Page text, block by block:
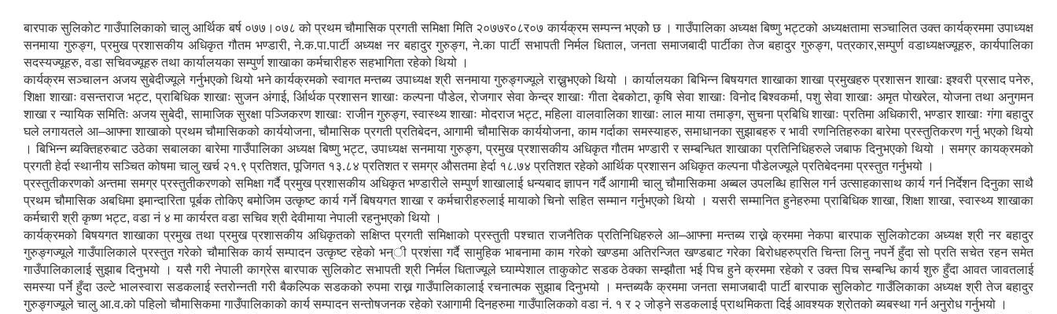
बारपाक सुलिकोट गाउँपालिकाको चालु आर्थिक बर्ष ०७७।०७८ को प्रथम चौमासिक प्रगती समिक्षा मिति २०७७र०८र०७ कार्यक्रम सम्पन्न भएकोे छ । गाउँपालिका अध्यक्ष बिष्णु भट्टको अध्यक्षतामा सञ्चालित उक्त कार्यक्रममा उपाध्यक्ष
सनमाया गुरुङ्ग, प्रमुख प्रशासकीय अधिकृत गौतम भण्डारी, ने.क.पा.पार्टी अध्यक्ष नर बहादुर गुरुङ्ग, ने.का पार्टी सभापती निर्मल धिताल, जनता समाजबादी पार्टीका तेज बहादुर गुरुङ्ग, पत्रकार,सम्पुर्ण वडाध्यक्षज्यूहरु, कार्यपालिका
सदस्यज्यूहरु, वडा सचिवज्यूहरु तथा कार्यालयका सम्पुर्ण शाखाका कर्मचारीहरु सहभागिता रहेको थियो ।
कार्यक्रम सञ्चालन अजय सुबेदीज्यूले गर्नुभएको थियो भने कार्यक्रमको स्वागत मन्तब्य उपाध्यक्ष श्री सनमाया गुरुङ्गज्यूले राख्नुभएको थियो । कार्यालयका बिभिन्न बिषयगत शाखाका शाखा प्रमुखहरु प्रशासन शाखाः इश्वरी प्रसाद पनेरु,
शिक्षा शाखाः वसन्तराज भट्ट, प्राबिधिक शाखाः सुजन अंगाई, र्आिर्थक प्रशासन शाखाः कल्पना पौडेल, रोजगार सेवा केन्द्र शाखाः गीता देबकोटा, कृषि सेवा शाखाः विनोद बिश्वकर्मा, पशु सेवा शाखाः अमृत पोखरेल, योजना तथा अनुगमन
शाखा र न्यायिक समितिः अजय सुबेदी, सामाजिक सुरक्षा पञ्जिकरण शाखाः राजीन गुरुङ्ग, स्वास्थ्य शाखाः मोदराज भट्ट, महिला वालवालिका शाखाः लाल माया तमाङ्ग, सुचना प्रबिधि शाखाः प्रतिमा अधिकारी, भण्डार शाखाः गंगा बहादुर
घले लगायतले आ–आफ्ना शाखाको प्रथम चौमासिकको कार्ययोजना, चौमासिक प्रगती प्रतिबेदन, आगामी चौमासिक कार्ययोजना, काम गर्दाका समस्याहरु, समाधानका सुझाबहरु र भावी रणनितिहरुका बारेमा प्रस्तुतिकरण गर्नु भएको थियो
। बिभिन्न ब्यक्तिहरुबाट उठेका सबालका बारेमा गाउँपालिका अध्यक्ष बिष्णु भट्ट, उपाध्यक्ष सनमाया गुरुङ्ग, प्रमुख प्रशासकीय अधिकृत गौतम भण्डारी र सम्बन्धित शाखाका प्रतिनिधिहरुले जबाफ दिनुभएको थियो । समग्र कायक्रमको
प्रगती हेर्दा स्थानीय सञ्चित कोषमा चालु खर्च २१.९ प्रतिशत, पूजिगत १३.८४ प्रतिशत र समग्र औसतमा हेर्दा १८.७४ प्रतिशत रहेको आर्थिक प्रशासन अधिकृत कल्पना पौडेलज्यूले प्रतिबेदनमा प्रस्तुत गर्नुभयो ।
प्रस्तुतीकरणको अन्तमा समग्र प्रस्तुतीकरणको समिक्षा गर्दै प्रमुख प्रशासकीय अधिकृत भण्डारीले सम्पुर्ण शाखालाई धन्यबाद ज्ञापन गर्दै आगामी चालु चौमासिकमा अब्बल उपलब्धि हासिल गर्न उत्साहकासाथ कार्य गर्न निर्देशन दिनुका साथै
प्रथम चौमासिक अबधिमा इमान्दारिता पूर्बक तोकिए बमोजिम उत्कृष्ट कार्य गर्ने बिषयगत शाखा र कर्मचारीहरुलाई मायाको चिनो सहित सम्मान गर्नुभएको थियो । यसरी सम्मानित हुनेहरुमा प्राबिधिक शाखा, शिक्षा शाखा, स्वास्थ्य शाखाका
कर्मचारी श्री कृष्ण भट्ट, वडा नं ४ मा कार्यरत वडा सचिव श्री देवीमाया नेपाली रहनुभएको थियो ।
कार्यक्रमको बिषयगत शाखाका प्रमुख तथा प्रमुख प्रशासकीय अधिकृतको सक्षिप्त प्रगती समिक्षाको प्रस्तुती पश्चात राजनैतिक प्रतिनिधिहरुले आ–आफ्ना मन्तब्य राख्ने क्रममा नेकपा बारपाक सुलिकोटका अध्यक्ष श्री नर बहादुर
गुरुङ्गज्यूले गाउँपालिकाले प्रस्तुत गरेको चौमासिक कार्य सम्पादन उत्कृष्ट रहेको भन्ी प्रशंसा गर्दै सामुहिक भाबनामा काम गरेको खण्डमा अतिरन्जित खण्डबाट गरेका बिरोधहरुप्रति चिन्ता लिनु नपर्ने हुँदा सो प्रति सचेत रहन समेत
गाउँपालिकालाई सुझाब दिनुभयो । यसै गरी नेपाली काग्रेस बारपाक सुलिकोट सभापती श्री निर्मल धिताज्यूले घ्याम्पेशाल ताकुकोट सडक ठेक्का सम्झौता भई पिच हुने क्रममा रहेको र उक्त पिच सम्बन्धि कार्य शुरु हुँदा आवत जावतलाई
समस्या पर्ने हुँदा उल्टे भालस्वारा सडकलाई स्तरोन्नती गरी बैकल्पिक सडकको रुपमा राख्न गाउँपालिकालाई रचनात्मक सुझाब दिनुभयो । मन्तब्यकै क्रममा जनता समाजबादी पार्टी बारपाक सुलिकोट गाउँलिकाका अध्यक्ष श्री तेज बहादुर
गुरुङ्गज्यूले चालु आ.व.को पहिलो चौमासिकमा गाउँपालिकाको कार्य सम्पादन सन्तोषजनक रहेको रआगामी दिनहरुमा गाउँपालिकको वडा नं. १ र २ जोड्ने सडकलाई प्राथमिकता दिई आवश्यक श्रोतको ब्यबस्था गर्न अनुरोध गर्नुभयो ।